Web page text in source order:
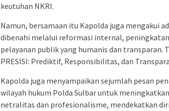
keutuhan NKRI.
Namun, bersamaan itu Kapolda juga mengakui
dibenahi melalui reformasi internal,
pelayanan publik yang humanis dan transparan.
PRESISI: Prediktif, Responsibilitas, dan
Kapolda juga menyampaikan sejumlah pesan
wilayah hukum Polda Sulbar untuk
netralitas dan profesionalisme, mendekatkan